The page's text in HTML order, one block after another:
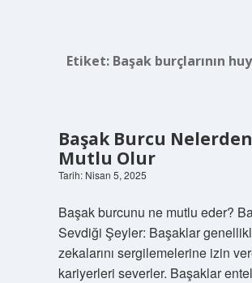
Etiket: Başak burçlarının
Başak Burcu Nelerden
Mutlu Olur
Tarih: Nisan 5, 2025
Başak burcunu ne mutlu eder?
Sevdiği Şeyler: Başaklar
zekalarını sergilemelerine izin
kariyerleri severler. Başaklar